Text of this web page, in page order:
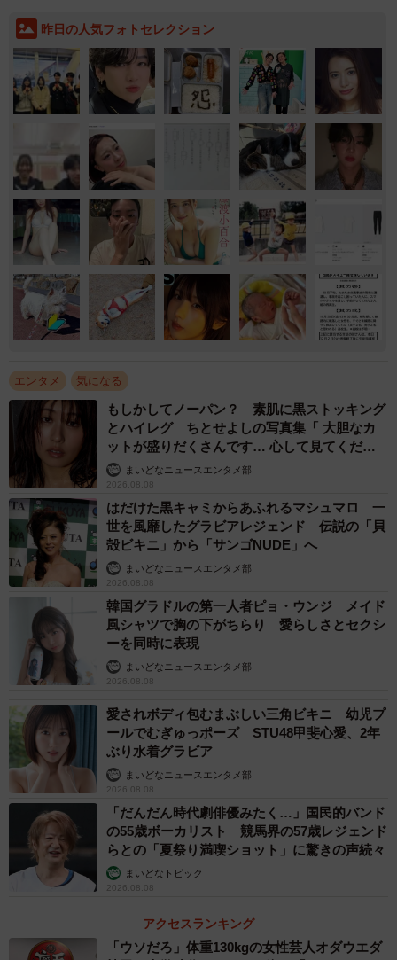
昨日の人気フォトセレクション
エンタメ 気になる
もしかしてノーパン？ 素肌に黒ストッキング
とハイレグ ちとせよしの写真集「 大胆なカ
ットが盛りだくさんです… 心して見てくださ
い」まいどなニュースエンタメ部
2026.08.08
はだけた黒キャミからあふれるマシュマロ 一
世を風靡したグラビアレジェンド 伝説の「貝
殻ビキニ」から「サンゴNUDE」へ
まいどなニュースエンタメ部
2026.08.08
韓国グラドルの第一人者ピョ・ウンジ メイド
風シャツで胸の下がちらり 愛らしさとセクシ
ーを同時に表現
まいどなニュースエンタメ部
2026.08.08
愛されボディ包むまぶしい三角ビキニ 幼児プ
ールでむぎゅっポーズ STU48甲斐心愛、2年
ぶり水着グラビア
まいどなニュースエンタメ部
2026.08.08
「だんだん時代劇俳優みたく…」国民的バンド
の55歳ボーカリスト 競馬界の57歳レジェンド
らとの「夏祭り満喫ショット」に驚きの声続々
まいどなトピック
2026.08.08
アクセスランキング
「ウソだろ」体重130kgの女性芸人オダウエダ